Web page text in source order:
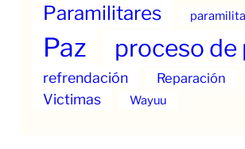
Paramilitares
Paz proceso de
refrendación Reparación
Victimas
Wayuu